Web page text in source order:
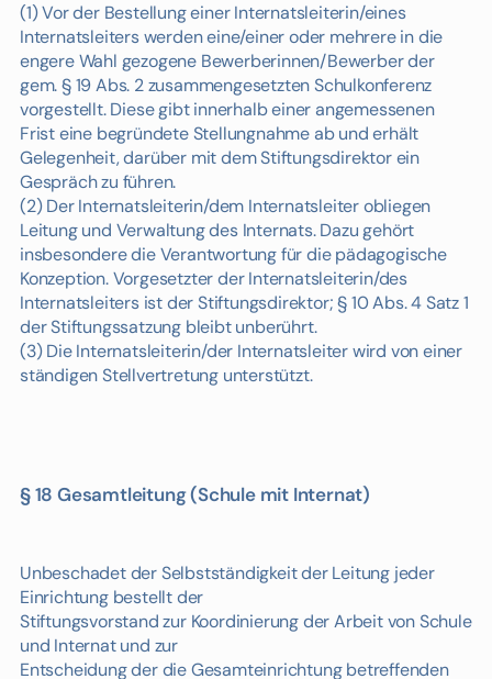
(1) Vor der Bestellung einer Internatsleiterin/eines
Internatsleiters werden eine/einer oder mehrere in die
engere Wahl gezogene Bewerberinnen/Bewerber der
gem. § 19 Abs. 2 zusammengesetzten Schulkonferenz
vorgestellt. Diese gibt innerhalb einer angemessenen
Frist eine begründete Stellungnahme ab und erhält
Gelegenheit, darüber mit dem Stiftungsdirektor ein
Gespräch zu führen.
(2) Der Internatsleiterin/dem Internatsleiter obliegen
Leitung und Verwaltung des Internats. Dazu gehört
insbesondere die Verantwortung für die pädagogische
Konzeption. Vorgesetzter der Internatsleiterin/des
Internatsleiters ist der Stiftungsdirektor; § 10 Abs. 4 Satz 1
der Stiftungssatzung bleibt unberührt.
(3) Die Internatsleiterin/der Internatsleiter wird von einer
ständigen Stellvertretung unterstützt.
§ 18 Gesamtleitung (Schule mit Internat)
Unbeschadet der Selbstständigkeit der Leitung jeder
Einrichtung bestellt der
Stiftungsvorstand zur Koordinierung der Arbeit von Schule
und Internat und zur
Entscheidung der die Gesamteinrichtung betreffenden